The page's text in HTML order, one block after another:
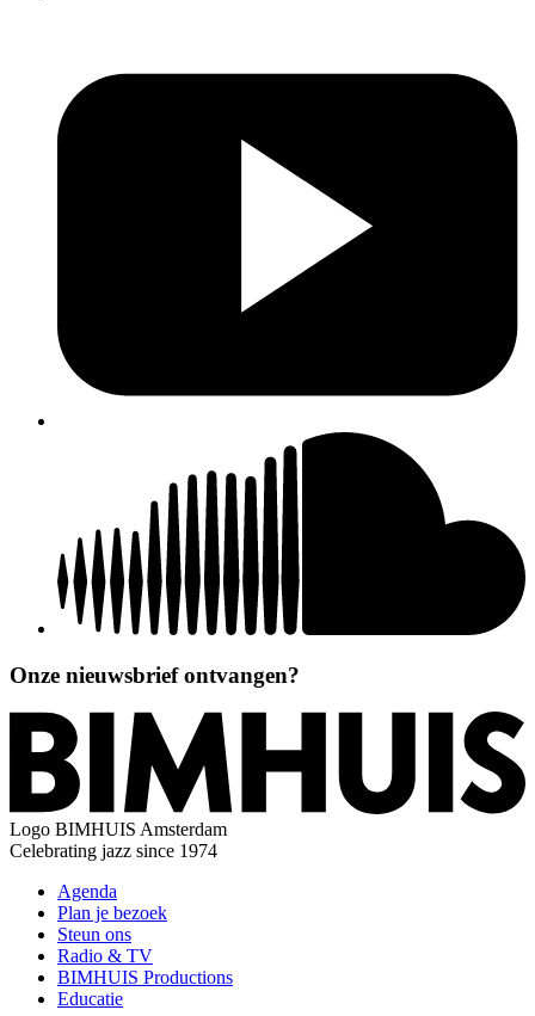
Onze nieuwsbrief ontvangen?
Logo BIMHUIS Amsterdam
Celebrating jazz since 1974
Agenda
Plan je bezoek
Steun ons
Radio & TV
BIMHUIS Productions
Educatie